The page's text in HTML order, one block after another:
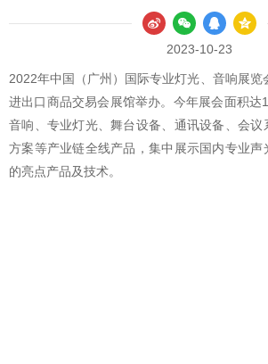
2023-10-23
2022年中国（广州）国际专业灯光、音响展览
进出口商品交易会展馆举办。今年展会面积达
音响、专业灯光、舞台设备、通讯设备、会
方案等产业链全线产品，集中展示国内专业
的亮点产品及技术。